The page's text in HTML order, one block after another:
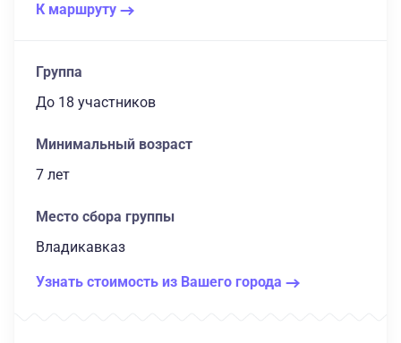
К маршруту
Группа
до 18 участников
Минимальный возраст
7 лет
Место сбора группы
Владикавказ
Узнать стоимость из Вашего города